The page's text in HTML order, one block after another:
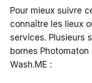
Pour mieux suivre
connaître les lieux
services. Plusieurs
bornes
Wash.ME :